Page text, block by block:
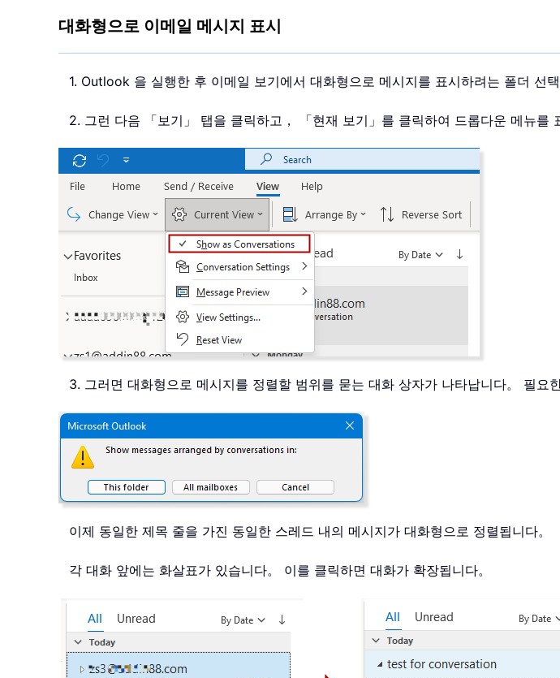
대화형으로 이메일 메시지 표시
1. Outlook 을 실행한 후 이메일 보기에서 대화형으로 메시지를 표시하려는 폴더 선택
2. 그런 다음 「보기」 탭을 클릭하고， 「현재 보기」를 클릭하여 드롭다운 메뉴를
3. 그러면 대화형으로 메시지를 정렬할 범위를 묻는 대화 상자가 나타납니다。 필요
이제 동일한 제목 줄을 가진 동일한 스레드 내의 메시지가 대화형으로 정렬됩니다。
각 대화 앞에는 화살표가 있습니다。 이를 클릭하면 대화가 확장됩니다。